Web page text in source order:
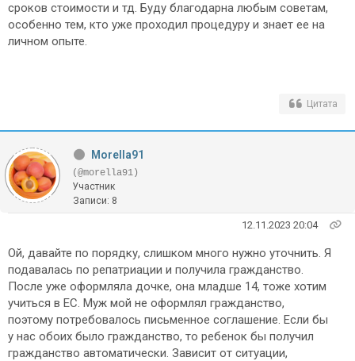
сроков стоимости и тд. Буду благодарна любым советам,
особенно тем, кто уже проходил процедуру и знает ее на
личном опыте.
Цитата
Morella91
(@morella91)
Участник
Записи: 8
12.11.2023 20:04
Ой, давайте по порядку, слишком много нужно уточнить. Я
подавалась по репатриации и получила гражданство.
После уже оформляла дочке, она младше 14, тоже хотим
учиться в ЕС. Муж мой не оформлял гражданство,
поэтому потребовалось письменное соглашение. Если бы
у нас обоих было гражданство, то ребенок бы получил
гражданство автоматически. Зависит от ситуации,